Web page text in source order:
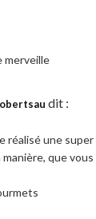
merveille
dit :
réalisé une
que